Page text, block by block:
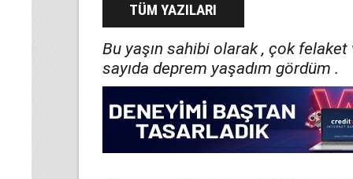
TÜM YAZILARI
Bu yaşın sahibi olarak , çok
sayıda deprem yaşadım gördüm .